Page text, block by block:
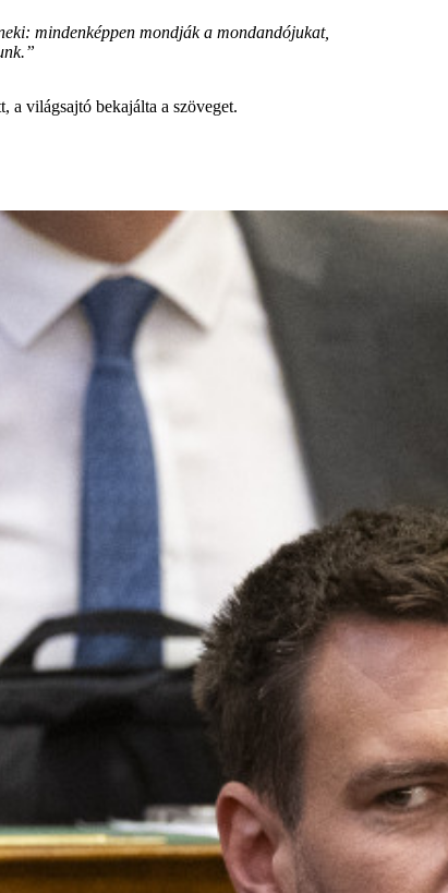
mindenképpen mondják a mondandójukat,
a világsajtó bekajálta a szöveget.